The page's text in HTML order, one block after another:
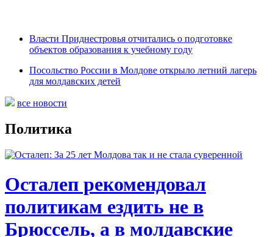
Власти Приднестровья отчитались о подготовке
объектов образования к учебному году
Посольство России в Молдове открыло летний лагерь
для молдавских детей
все новости
Политика
Осталеп рекомендовал
политикам ездить не в
Брюссель, а в молдавские